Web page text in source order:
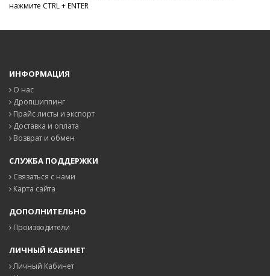
нажмите CTRL + ENTER
ИНФОРМАЦИЯ
О нас
Дропшиппинг
Прайс листы и экспорт
Доставка и оплата
Возврат и обмен
СЛУЖБА ПОДДЕРЖКИ
Связаться с нами
Карта сайта
ДОПОЛНИТЕЛЬНО
Производители
ЛИЧНЫЙ КАБИНЕТ
Личный Кабинет